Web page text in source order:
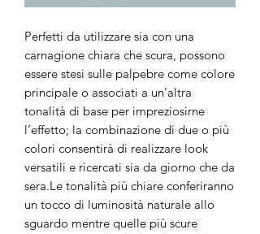
Perfetti da utilizzare sia con una
carnagione chiara che scura, possono
essere stesi sulle palpebre come colore
principale o associati a un’altra
tonalità di base per impreziosirne
l’effetto; la combinazione di due o più
colori consentirà di realizzare look
versatili e ricercati sia da giorno che da
sera.Le tonalità più chiare conferiranno
un tocco di luminosità naturale allo
sguardo mentre quelle più scure